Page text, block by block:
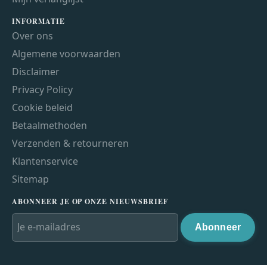
INFORMATIE
Over ons
Algemene voorwaarden
Disclaimer
Privacy Policy
Cookie beleid
Betaalmethoden
Verzenden & retourneren
Klantenservice
Sitemap
ABONNEER JE OP ONZE NIEUWSBRIEF
Abonneer